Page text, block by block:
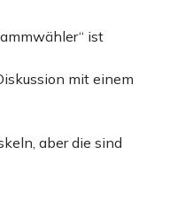
ist
mit einem
aber die sind